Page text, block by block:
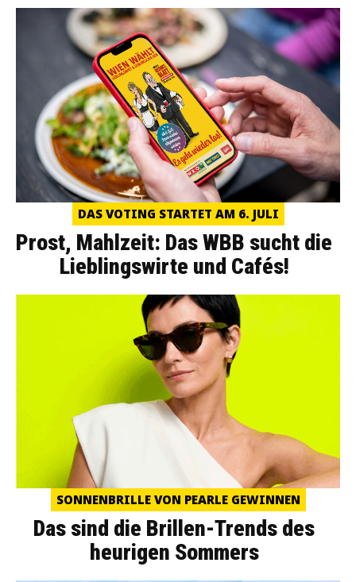
DAS VOTING STARTET AM 6. JULI
Prost, Mahlzeit: Das WBB sucht die
Lieblingswirte und Cafés!
SONNENBRILLE VON PEARLE GEWINNEN
Das sind die Brillen-Trends des
heurigen Sommers